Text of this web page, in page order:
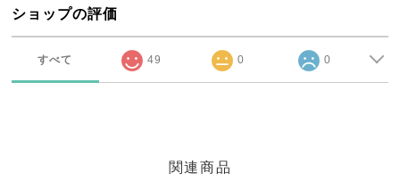
ショップの評価
すべて 49 0 0
関連商品